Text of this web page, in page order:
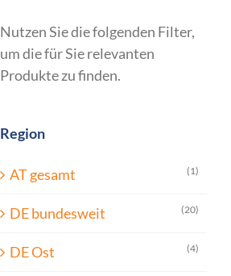
Nutzen Sie die folgenden Filter,
um die für Sie relevanten
Produkte zu finden.
Region
AT gesamt (1)
DE bundesweit (20)
DE Ost (4)